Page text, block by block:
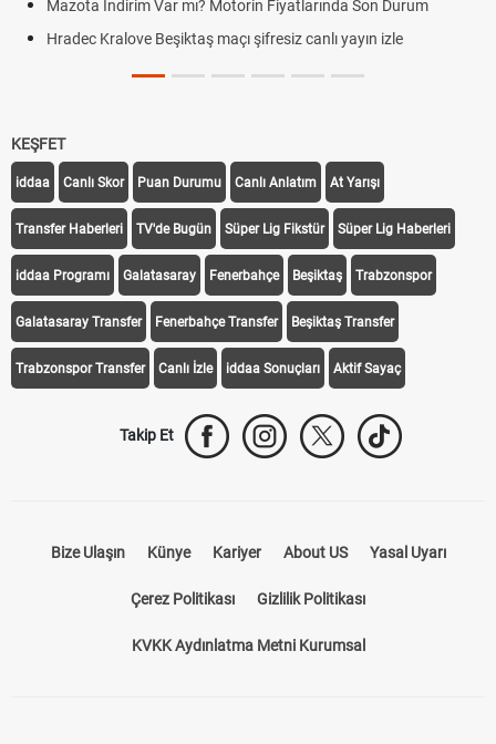
Mazota İndirim Var mı? Motorin Fiyatlarında Son Durum
Hradec Kralove Beşiktaş maçı şifresiz canlı yayın izle
KEŞFET
iddaa Canlı Skor Puan Durumu Canlı Anlatım At Yarışı
Transfer Haberleri TV'de Bugün Süper Lig Fikstür Süper Lig Haberleri
iddaa Programı Galatasaray Fenerbahçe Beşiktaş Trabzonspor
Galatasaray Transfer Fenerbahçe Transfer Beşiktaş Transfer
Trabzonspor Transfer Canlı İzle iddaa Sonuçları Aktif Sayaç
Takip Et
Bize Ulaşın Künye Kariyer About US Yasal Uyarı
Çerez Politikası Gizlilik Politikası
KVKK Aydınlatma Metni Kurumsal